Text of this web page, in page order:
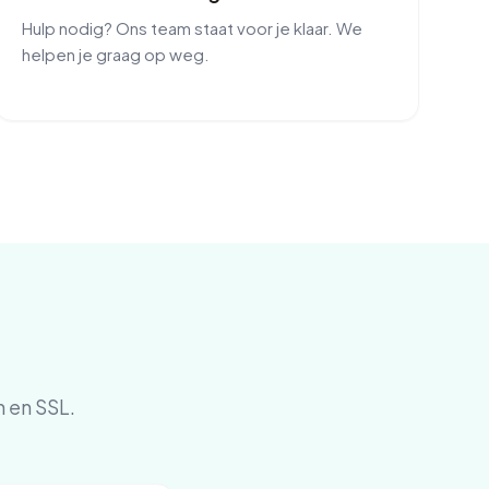
Hulp nodig? Ons team staat voor je klaar. We
helpen je graag op weg.
SSL.